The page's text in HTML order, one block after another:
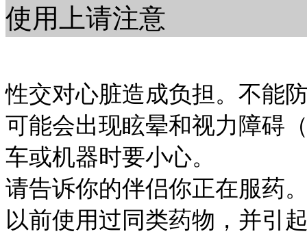
使用上请注意
性交对心脏造成负担。不能
可能会出现眩晕和视力障碍
车或机器时要小心。
请告诉你的伴侣你正在服药
以前使用过同类药物，并引